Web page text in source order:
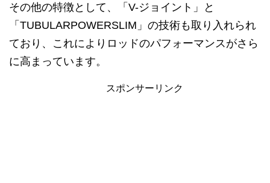
その他の特徴として、「V-ジョイント」と
「TUBULARPOWERSLIM」の技術も取り入れられ
ており、これによりロッドのパフォーマンスがさら
に高まっています。
スポンサーリンク